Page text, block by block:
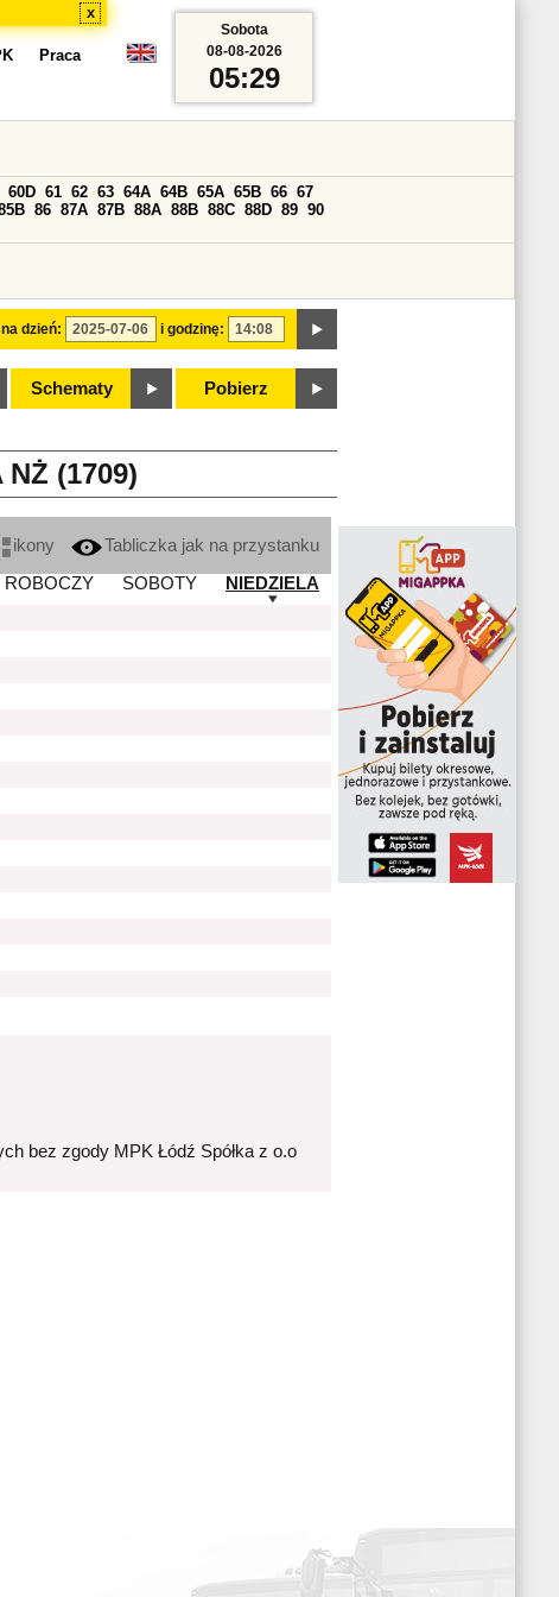
x
Praca
dzień: i godzinę:
60D 61 62 63 64A 64B 65A 65B 66 67
86 87A 87B 88A 88B 88C 88D 89 90
Schematy Pobierz
Sobota
08-08-2026
05:29
(1709)
ikony
Tabliczka jak na przystanku
ROBOCZY
SOBOTY
NIEDZIELA
bez zgody MPK Łódź Spółka z o.o